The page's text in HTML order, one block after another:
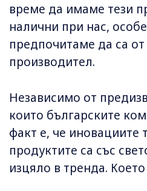
време да имаме тези
налични при нас,
предпочитаме да са
производител.
Независимо от
които българските
факт е, че иновациите
продуктите са със
изцяло в тренда.